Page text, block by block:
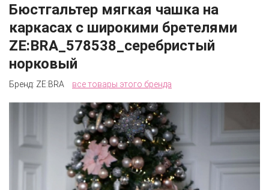
Бюстгальтер мягкая чашка на
каркасах с широкими бретелями
ZE:BRA_578538_серебристый
норковый
Бренд: ZE:BRA все товары этого бренда